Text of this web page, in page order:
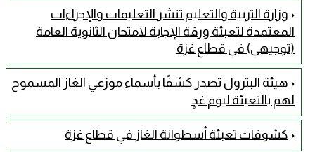
وزارة التربية والتعليم تنشر التعليمات والإجراءات
المعتمدة لتعبئة ورقة الإجابة لامتحان الثانوية العامة
(توجيهي) في قطاع غزة
هيئة البترول تصدر كشفًا بأسماء موزعي الغاز المسموح
لهم بالتعبئة ليوم غدٍ
كشوفات تعبئة أسطوانة الغاز في قطاع غزة